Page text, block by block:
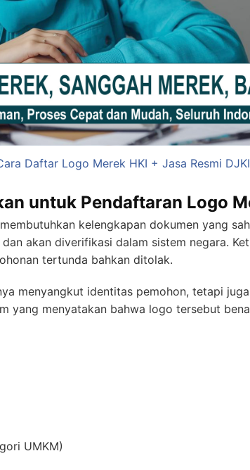
Daftar Logo Merek HKI + Jasa Resmi DJKI
untuk Pendaftaran Logo
kelengkapan dokumen yang
akan diverifikasi dalam sistem negara.
tertunda bahkan ditolak.
menyangkut identitas pemohon, tetapi
yang menyatakan bahwa logo tersebut
UMKM)